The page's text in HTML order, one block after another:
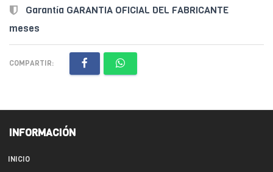
Garantía GARANTIA OFICIAL DEL FABRICANTE
meses
COMPARTIR:
INFORMACIÓN
INICIO